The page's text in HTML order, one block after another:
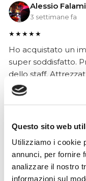
Questo sito web
Utilizziamo i cookie
annunci, per fornire
analizzare il nostro
informazioni sul
Alessio
3 settimane fa
★★★★★
Ho acquistato un
super soddisfatto.
dello staff.
Hope Efrida
★★★★★
Ho acquistato un